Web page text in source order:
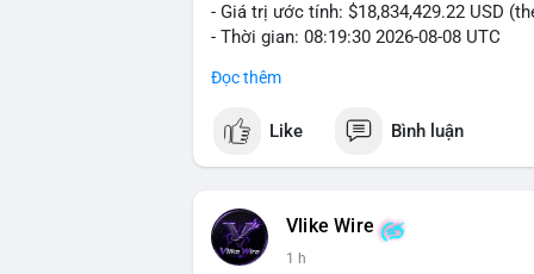
- Giá trị ước tính: $18,834,429.22 USD
- Thời gian: 08:19:30 2026-08-08 UTC
Nhận định phân tích:
chưa xác nhận cho thấy dấu hiệu của
mục. Với mức giá hiện tại, động thái
quyết định áp lực cung ngắn hạn lên thị
xuất hiện dòng tiền lớn, nhưng chưa đủ
lệnh chuyển tiếp theo.
Đọc thêm
Like Bình luận
Vlike Wire
1 h